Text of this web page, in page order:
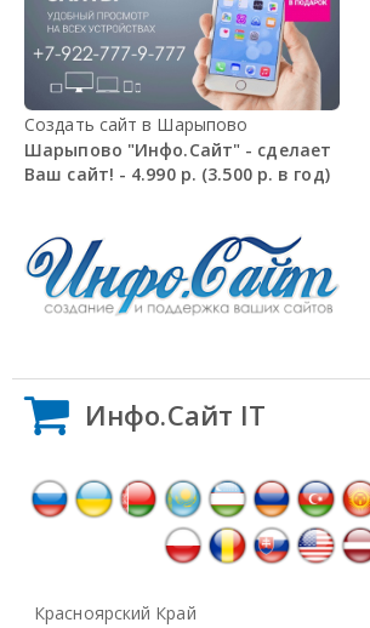
Создать сайт в Шарыпово
Шарыпово "Инфо.Сайт" - сделает
Ваш сайт! - 4.990 р. (3.500 р. в год)
Инфо.Сайт IT
Красноярский Край